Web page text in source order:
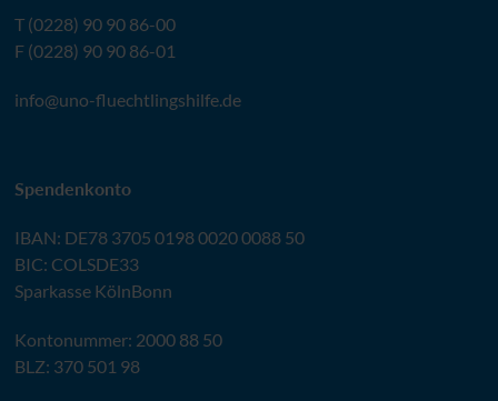
T (0228) 90 90 86-00
F (0228) 90 90 86-01
info@uno-fluechtlingshilfe.de
Spendenkonto
IBAN: DE78 3705 0198 0020 0088 50
BIC: COLSDE33
Sparkasse KölnBonn
Kontonummer: 2000 88 50
BLZ: 370 501 98